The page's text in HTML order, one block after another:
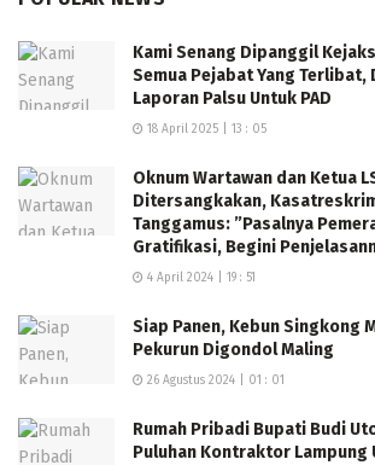
,”kata Refanaro.(ydn),Kami Senang Dipanggil
Semua Pejabat Yang Terlibat,
Laporan Palsu Untuk PAD
18 April 2025 | 13 : 05
Oknum Wartawan dan Ketua
Ditersangkakan,
Tanggamus: ”Pasalnya
Gratifikasi, Begini
4 April 2024 | 19 : 51
Siap Panen, Kebun Singkong
Pekurun Digondol Maling
26 Agustus 2024 | 01 : 01
Rumah Pribadi Bupati Budi
Puluhan Kontraktor Lampung